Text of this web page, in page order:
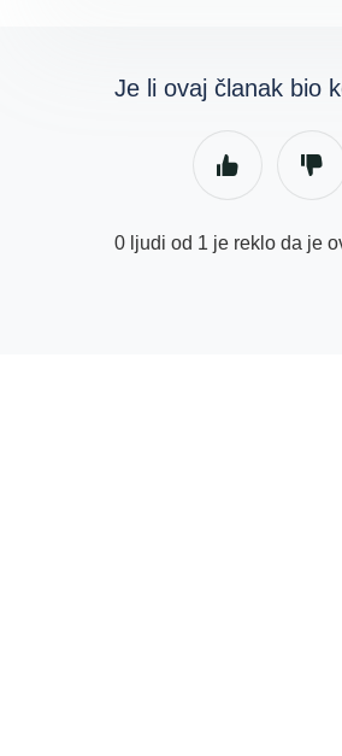
Je li ovaj članak bio
0 ljudi od 1 je reklo da je